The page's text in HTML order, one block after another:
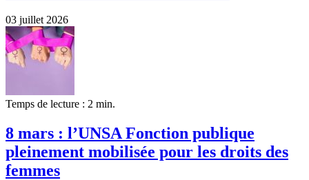
03 juillet 2026
Temps de lecture : 2 min.
8 mars : l’UNSA Fonction publique
pleinement mobilisée pour les droits des
femmes